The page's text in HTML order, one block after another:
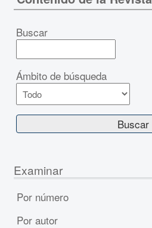
Buscar
Ámbito de búsqueda
Examinar
Por número
Por autor